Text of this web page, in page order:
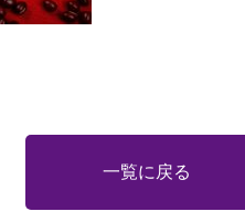
一覧に戻る